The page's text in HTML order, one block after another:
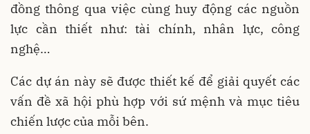
đồng thông qua việc cùng huy động các nguồn
lực cần thiết như: tài chính, nhân lực, công
nghệ…
Các dự án này sẽ được thiết kế để giải quyết các
vấn đề xã hội phù hợp với sứ mệnh và mục tiêu
chiến lược của mỗi bên.